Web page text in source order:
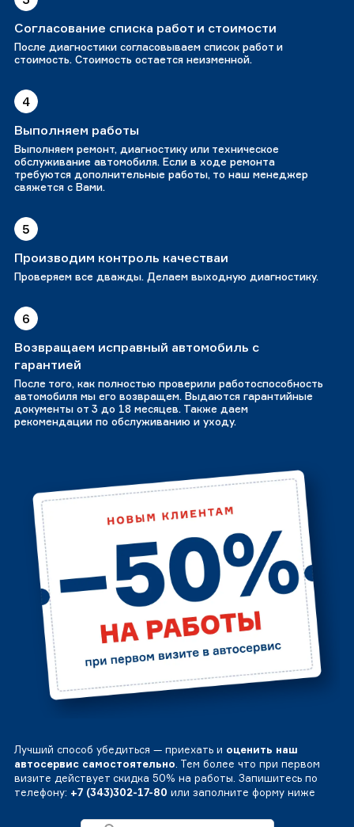
Согласование списка работ и стоимости
После диагностики согласовываем список работ и
стоимость. Стоимость остается неизменной.
4
Выполняем работы
Выполняем ремонт, диагностику или техническое
обслуживание автомобиля. Если в ходе ремонта
требуются дополнительные работы, то наш менеджер
свяжется с Вами.
5
Производим контроль качестваи
Проверяем все дважды. Делаем выходную диагностику.
6
Возвращаем исправный автомобиль с
гарантией
После того, как полностью проверили работоспособность
автомобиля мы его возвращем. Выдаются гарантийные
документы от 3 до 18 месяцев. Также даем
рекомендации по обслуживанию и уходу.
Лучший способ убедиться — приехать и оценить наш
автосервис самостоятельно. Тем более что при первом
визите действует скидка 50% на работы. Запишитесь по
телефону: +7 (343)302-17-80 или заполните форму ниже